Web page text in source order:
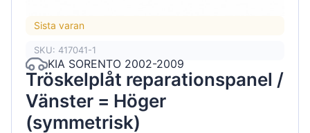
Sista varan
SKU: 417041-1
KIA SORENTO 2002-2009
Tröskelplåt reparationspanel /
Vänster = Höger
(symmetrisk)